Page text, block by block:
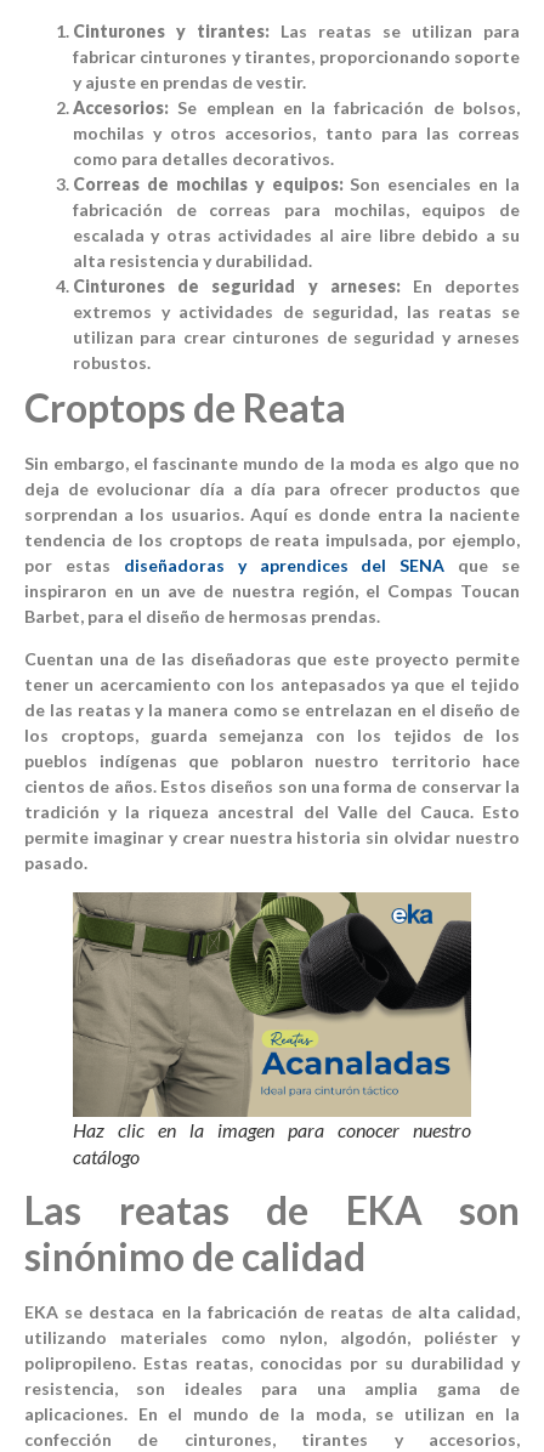
Cinturones y tirantes: Las reatas se utilizan para
fabricar cinturones y tirantes, proporcionando soporte
y ajuste en prendas de vestir.
Accesorios: Se emplean en la fabricación de bolsos,
mochilas y otros accesorios, tanto para las correas
como para detalles decorativos.
Correas de mochilas y equipos:Son esenciales en la
fabricación de correas para mochilas, equipos de
escalada y otras actividades al aire libre debido a su
alta resistencia y durabilidad.
Cinturones de seguridad y arneses:En deportes
extremos y actividades de seguridad, las reatas se
utilizan para crear cinturones de seguridad y arneses
robustos.
Croptops de Reata
Sin embargo, el fascinante mundo de la moda es algo que no
deja de evolucionar día a día para ofrecer productos que
sorprendan a los usuarios. Aquí es donde entra la naciente
tendencia de los croptops de reata impulsada, por ejemplo,
por estas diseñadoras y aprendices del SENA que se
inspiraron en un ave de nuestra región, el Compas Toucan
Barbet, para el diseño de hermosas prendas.
Cuentan una de las diseñadoras que este proyecto permite
tener un acercamiento con los antepasados ya que el tejido
de las reatas y la manera como se entrelazan en el diseño de
los croptops, guarda semejanza con los tejidos de los
pueblos indígenas que poblaron nuestro territorio hace
cientos de años. Estos diseños son una forma de conservar la
tradición y la riqueza ancestral del Valle del Cauca. Esto
permite imaginar y crear nuestra historia sin olvidar nuestro
pasado.
Haz clic en la imagen para conocer nuestro
catálogo
Las reatas de EKA son
sinónimo de calidad
EKA se destaca en la fabricación de reatas de alta calidad,
utilizando materiales como nylon, algodón, poliéster y
polipropileno. Estas reatas, conocidas por su durabilidad y
resistencia, son ideales para una amplia gama de
aplicaciones. En el mundo de la moda, se utilizan en la
confección de cinturones, tirantes y accesorios,